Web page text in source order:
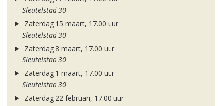
Sleutelstad 30
Zaterdag 15 maart, 17.00 uur
Sleutelstad 30
Zaterdag 8 maart, 17.00 uur
Sleutelstad 30
Zaterdag 1 maart, 17.00 uur
Sleutelstad 30
Zaterdag 22 februari, 17.00 uur